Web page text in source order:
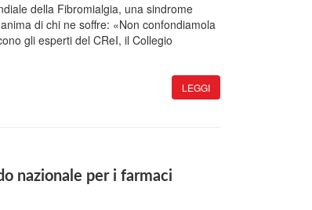
della Fibromialgia, una sindrome
di chi ne soffre: «Non confondiamola
gli esperti del CReI, il Collegio
LEGGI
nazionale per i farmaci